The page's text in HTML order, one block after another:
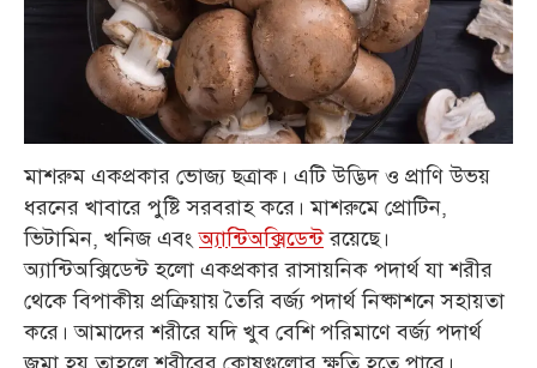
মাশরুম একপ্রকার ভোজ্য ছত্রাক। এটি উদ্ভিদ ও প্রাণি উভয়
ধরনের খাবারে পুষ্টি সরবরাহ করে। মাশরুমে প্রোটিন,
ভিটামিন, খনিজ এবংঅ্যান্টিঅক্সিডেন্টরয়েছে।
অ্যান্টিঅক্সিডেন্ট হলো একপ্রকার রাসায়নিক পদার্থ যা শরীর
থেকে বিপাকীয় প্রক্রিয়ায় তৈরি বর্জ্য পদার্থ নিষ্কাশনে সহায়তা
করে। আমাদের শরীরে যদি খুব বেশি পরিমাণে বর্জ্য পদার্থ